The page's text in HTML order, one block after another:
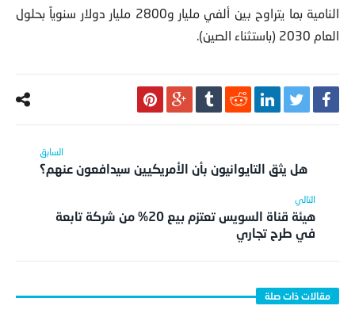
النامية بما يتراوح بين ألفي مليار و2800 مليار دولار سنوياً بحلول
العام 2030 (باستثناء الصين).
هل يثق التايوانيون بأن الأمريكيين سيدافعون عنهم؟
هيئة قناة السويس تعتزم بيع 20% من شركة تابعة
في طرح تجاري